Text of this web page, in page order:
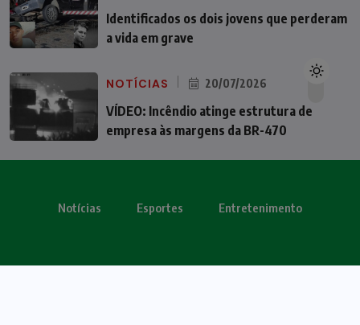
Identificados os dois jovens que perderam
a vida em grave
NOTÍCIAS 20/07/2026
VÍDEO: Incêndio atinge estrutura de
empresa às margens da BR-470
Notícias Esportes Entretenimento